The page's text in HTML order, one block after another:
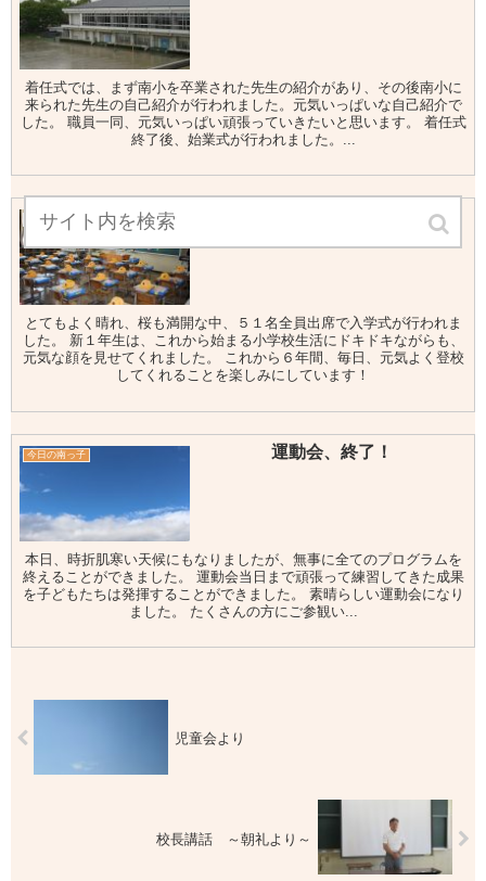
着任式では、まず南小を卒業された先生の紹介があり、その後南小に
来られた先生の自己紹介が行われました。元気いっぱいな自己紹介で
した。 職員一同、元気いっぱい頑張っていきたいと思います。 着任式
終了後、始業式が行われました。...
今日の南っ子
とてもよく晴れ、桜も満開な中、５１名全員出席で入学式が行われま
した。 新１年生は、これから始まる小学校生活にドキドキながらも、
元気な顔を見せてくれました。 これから６年間、毎日、元気よく登校
してくれることを楽しみにしています！
今日の南っ子 運動会、終了！
本日、時折肌寒い天候にもなりましたが、無事に全てのプログラムを
終えることができました。 運動会当日まで頑張って練習してきた成果
を子どもたちは発揮することができました。 素晴らしい運動会になり
ました。 たくさんの方にご参観い...
児童会より
校長講話 ～朝礼より～